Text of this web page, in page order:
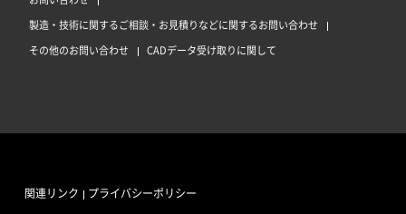
製造・技術に関するご相談・お見積りなどに関するお問い合わせ
その他のお問い合わせ
CADデータ受け取りに関して
関連リンク プライバシーポリシー